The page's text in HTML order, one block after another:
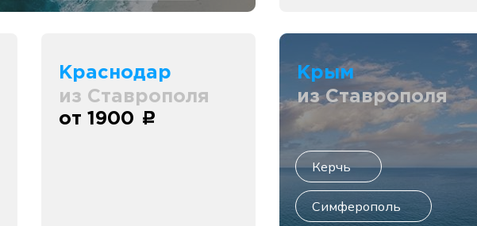
Краснодар
из Ставрополя
от 1900 c
Крым
из Ставрополя
Керчь
Симферополь